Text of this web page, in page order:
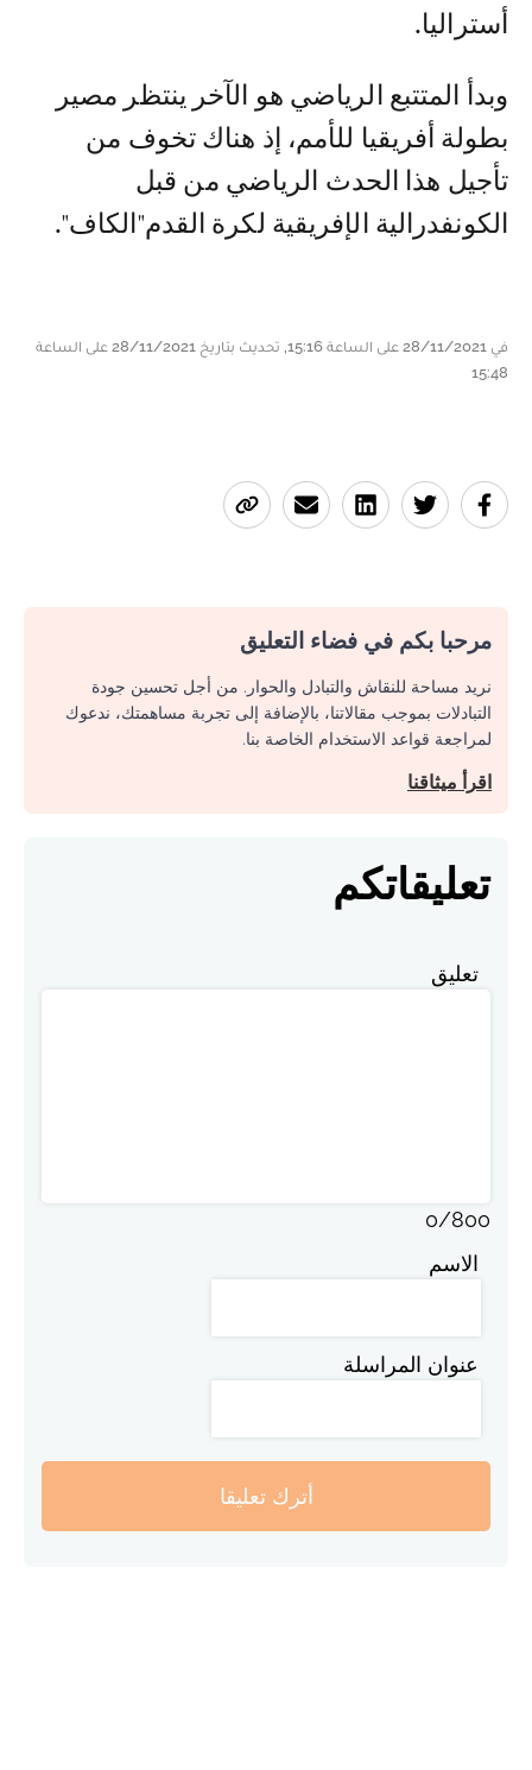
أستراليا.
وبدأ المتتبع الرياضي هو الآخر ينتظر مصير
بطولة أفريقيا للأمم، إذ هناك تخوف من
تأجيل هذا الحدث الرياضي من قبل
الكونفدرالية الإفريقية لكرة القدم"الكاف".
في 28/11/2021 على الساعة 15:16, تحديث بتاريخ 28/11/2021 على الساعة
15:48
مرحبا بكم في فضاء التعليق
نريد مساحة للنقاش والتبادل والحوار. من أجل تحسين جودة
التبادلات بموجب مقالاتنا، بالإضافة إلى تجربة مساهمتك، ندعوك
لمراجعة قواعد الاستخدام الخاصة بنا.
اقرأ ميثاقنا
تعليقاتكم
تعليق
0/800
الاسم
عنوان المراسلة
أترك تعليقا